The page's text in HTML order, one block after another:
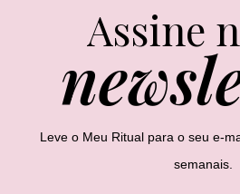
Assine
Leve o Meu Ritual para o seu e-
semanais.